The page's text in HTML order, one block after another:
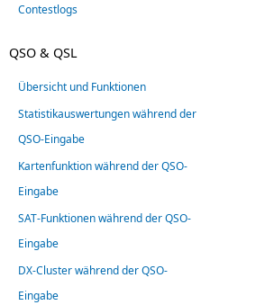
Contestlogs
QSO & QSL
Übersicht und Funktionen
Statistikauswertungen während der
QSO-Eingabe
Kartenfunktion während der QSO-
Eingabe
SAT-Funktionen während der QSO-
Eingabe
DX-Cluster während der QSO-
Eingabe